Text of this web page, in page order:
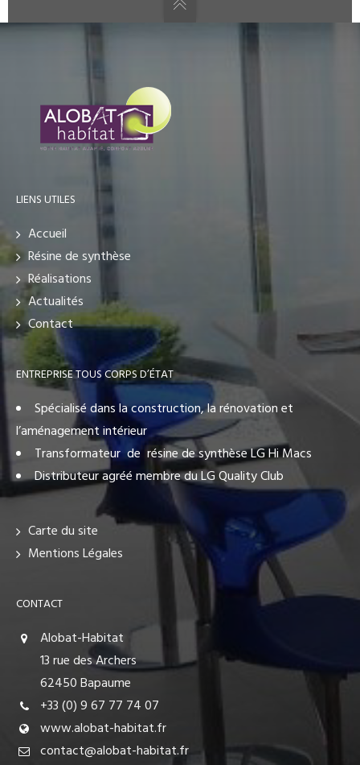
LIENS UTILES
Accueil
Résine de synthèse
Réalisations
Actualités
Contact
ENTREPRISE TOUS CORPS D’ÉTAT
Spécialisé dans la construction, la rénovation et
l’aménagement intérieur
Transformateur de résine de synthèse LG Hi Macs
Distributeur agréé membre du LG Quality Club
Carte du site
Mentions Légales
CONTACT
Alobat-Habitat
13 rue des Archers
62450 Bapaume
+33 (0) 9 67 77 74 07
www.alobat-habitat.fr
contact@alobat-habitat.fr